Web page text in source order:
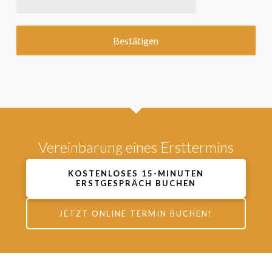
Vereinbarung eines Ersttermins
KOSTENLOSES 15-MINUTEN
ERSTGESPRÄCH BUCHEN
JETZT ONLINE TERMIN BUCHEN!